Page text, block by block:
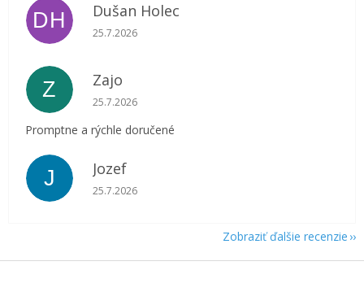
DH Dušan Holec
Hodnotenie obchodu je 5 z 5 hviezdičiek.
25.7.2026
Z Zajo
Hodnotenie obchodu je 5 z 5 hviezdičiek.
25.7.2026
Promptne a rýchle doručené
J Jozef
Hodnotenie obchodu je 5 z 5 hviezdičiek.
25.7.2026
Zobraziť ďalšie recenzie
Z